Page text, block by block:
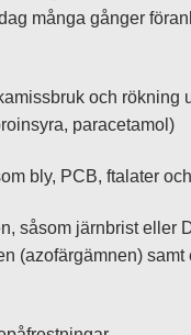
många gånger
och rökning
paracetamol)
bly, PCB, ftalater
såsom järnbrist eller
(azofärgämnen)